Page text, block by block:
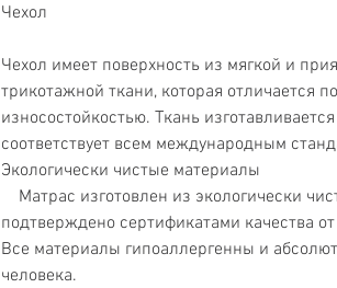
Чехол
Чехол имеет поверхность из мягкой и
трикотажной ткани, которая отличается
износостойкостью. Ткань
соответствует всем международным
Экологически чистые материалы
Матраc изготовлен из экологически
подтверждено сертификатами качества
Все материалы гипоаллергенны и
человека.